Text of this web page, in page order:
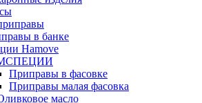
в банке
Hamove
Приправы в фасовке
Приправы малая фасовка
масло